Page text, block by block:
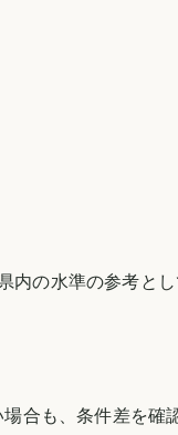
内の水準の参考とし
合も、条件差を確